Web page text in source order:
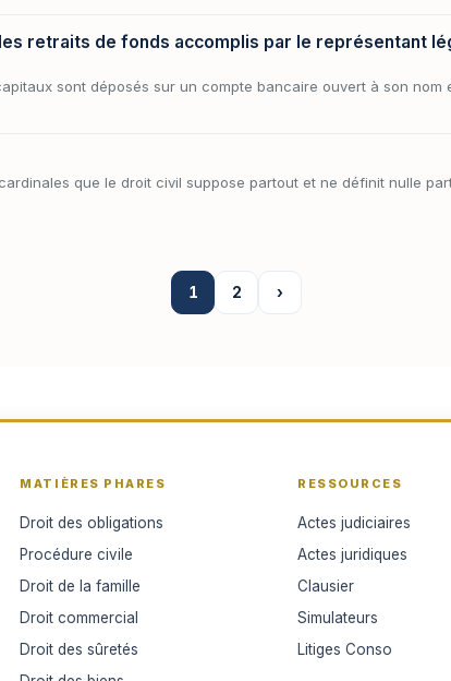
retraits de fonds accomplis par le représentant
sont déposés sur un compte bancaire ouvert à son nom
que le droit civil suppose partout et ne définit nulle
1 2 ›
MATIÈRES PHARES
Droit des obligations
Procédure civile
Droit de la famille
Droit commercial
Droit des sûretés
RESSOURCES
Actes judiciaires
Actes juridiques
Clausier
Simulateurs
Litiges Conso